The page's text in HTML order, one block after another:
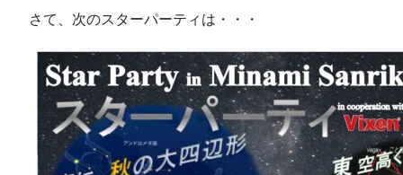
さて、次のスターパーティは・・・